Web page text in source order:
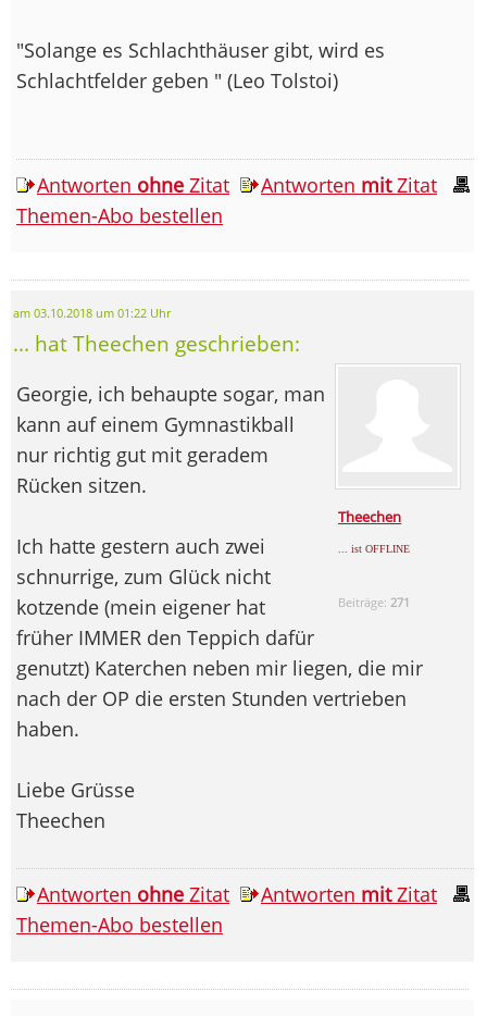
"Solange es Schlachthäuser gibt, wird es
Schlachtfelder geben " (Leo Tolstoi)
Antworten ohne Zitat Antworten mitZitat
Themen-Abo bestellen
am 03.10.2018 um 01:22 Uhr
... hat Theechen geschrieben:
Theechen
... ist OFFLINE
Beiträge: 271
Georgie, ich behaupte sogar, man
kann auf einem Gymnastikball
nur richtig gut mit geradem
Rücken sitzen.
Ich hatte gestern auch zwei
schnurrige, zum Glück nicht
kotzende (mein eigener hat
früher IMMER den Teppich dafür
genutzt) Katerchen neben mir liegen, die mir
nach der OP die ersten Stunden vertrieben
haben.
Liebe Grüsse
Theechen
Antworten ohne Zitat Antworten mitZitat
Themen-Abo bestellen